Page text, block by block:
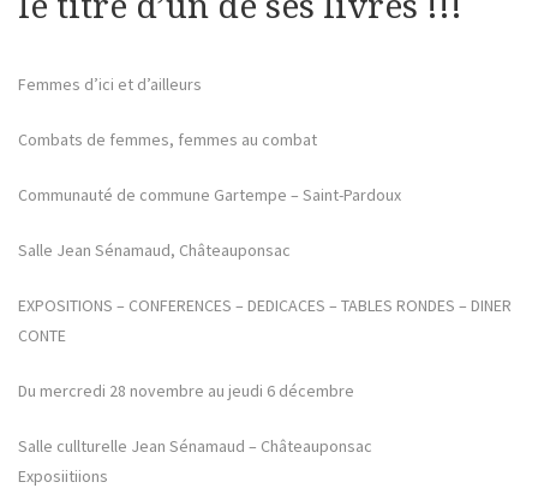
Femmes d’ici et d’ailleurs
Combats de femmes, femmes au combat
Communauté de commune Gartempe – Saint-Pardoux
Salle Jean Sénamaud, Châteauponsac
EXPOSITIONS – CONFERENCES – DEDICACES – TABLES RONDES – DINER
CONTE
Du mercredi 28 novembre au jeudi 6 décembre
Salle cullturelle Jean Sénamaud – Châteauponsac
Exposiitiions